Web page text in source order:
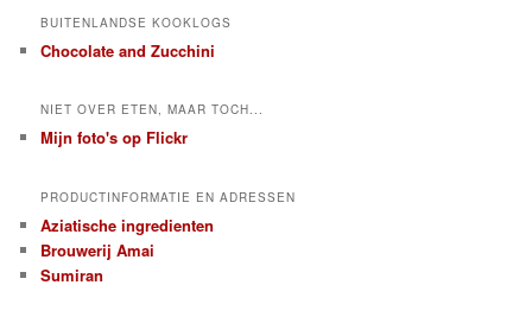
BUITENLANDSE KOOKLOGS
Chocolate and Zucchini
NIET OVER ETEN, MAAR TOCH...
Mijn foto's op Flickr
PRODUCTINFORMATIE EN ADRESSEN
Aziatische ingredienten
Brouwerij Amai
Sumiran